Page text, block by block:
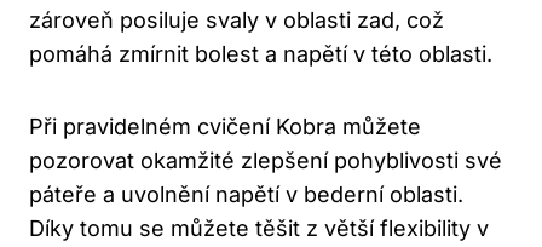
zároveň posiluje svaly v oblasti zad, což
pomáhá zmírnit bolest a napětí v této oblasti.
Při pravidelném cvičení Kobra můžete
pozorovat okamžité zlepšení pohyblivosti své
páteře a uvolnění napětí v bederní oblasti.
Díky tomu se můžete těšit z větší flexibility v